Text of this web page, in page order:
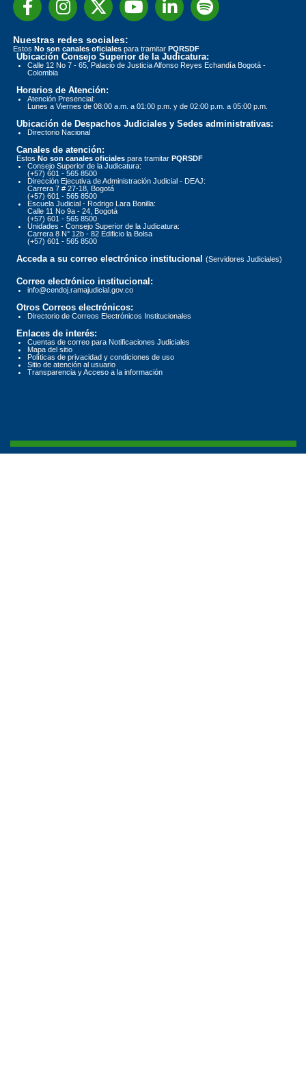
Nuestras redes sociales:
Estos No son canales oficiales para tramitar PQRSDF
Ubicación Consejo Superior de la Judicatura:
Calle 12 No 7 - 65, Palacio de Justicia Alfonso Reyes Echandía Bogotá -
Colombia
Horarios de Atención:
Atención Presencial:
Lunes a Viernes de 08:00 a.m. a 01:00 p.m. y de 02:00 p.m. a 05:00 p.m.
Ubicación de Despachos Judiciales y Sedes administrativas:
Directorio Nacional
Canales de atención:
Estos No son canales oficiales para tramitar PQRSDF
Consejo Superior de la Judicatura:
(+57) 601 - 565 8500
Dirección Ejecutiva de Administración Judicial - DEAJ:
Carrera 7 # 27-18, Bogotá
(+57) 601 - 565 8500
Escuela Judicial - Rodrigo Lara Bonilla:
Calle 11 No 9a - 24, Bogotá
(+57) 601 - 565 8500
Unidades - Consejo Superior de la Judicatura:
Carrera 8 N° 12b - 82 Edificio la Bolsa
(+57) 601 - 565 8500
Acceda a su correo electrónico institucional (Servidores Judiciales)
Correo electrónico institucional:
info@cendoj.ramajudicial.gov.co
Otros Correos electrónicos:
Directorio de Correos Electrónicos Institucionales
Enlaces de interés:
Cuentas de correo para Notificaciones Judiciales
Mapa del sitio
Políticas de privacidad y condiciones de uso
Sitio de atención al usuario
Transparencia y Acceso a la información